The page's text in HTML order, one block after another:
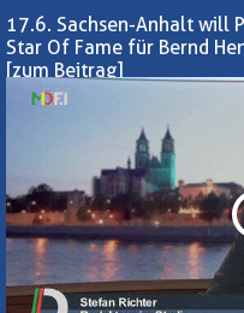
17.6. Sachsen-Anhalt will
Star Of Fame für Bernd
[zum Beitrag]